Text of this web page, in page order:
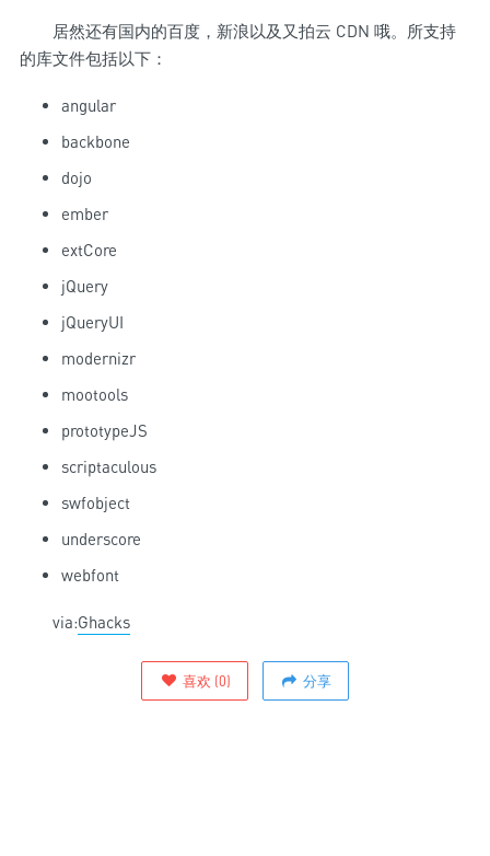
居然还有国内的百度，新浪以及又拍云 CDN 哦。所支持
的库文件包括以下：
angular
backbone
dojo
ember
extCore
jQuery
jQueryUI
modernizr
mootools
prototypeJS
scriptaculous
swfobject
underscore
webfont
via:Ghacks
喜欢 (0) 分享